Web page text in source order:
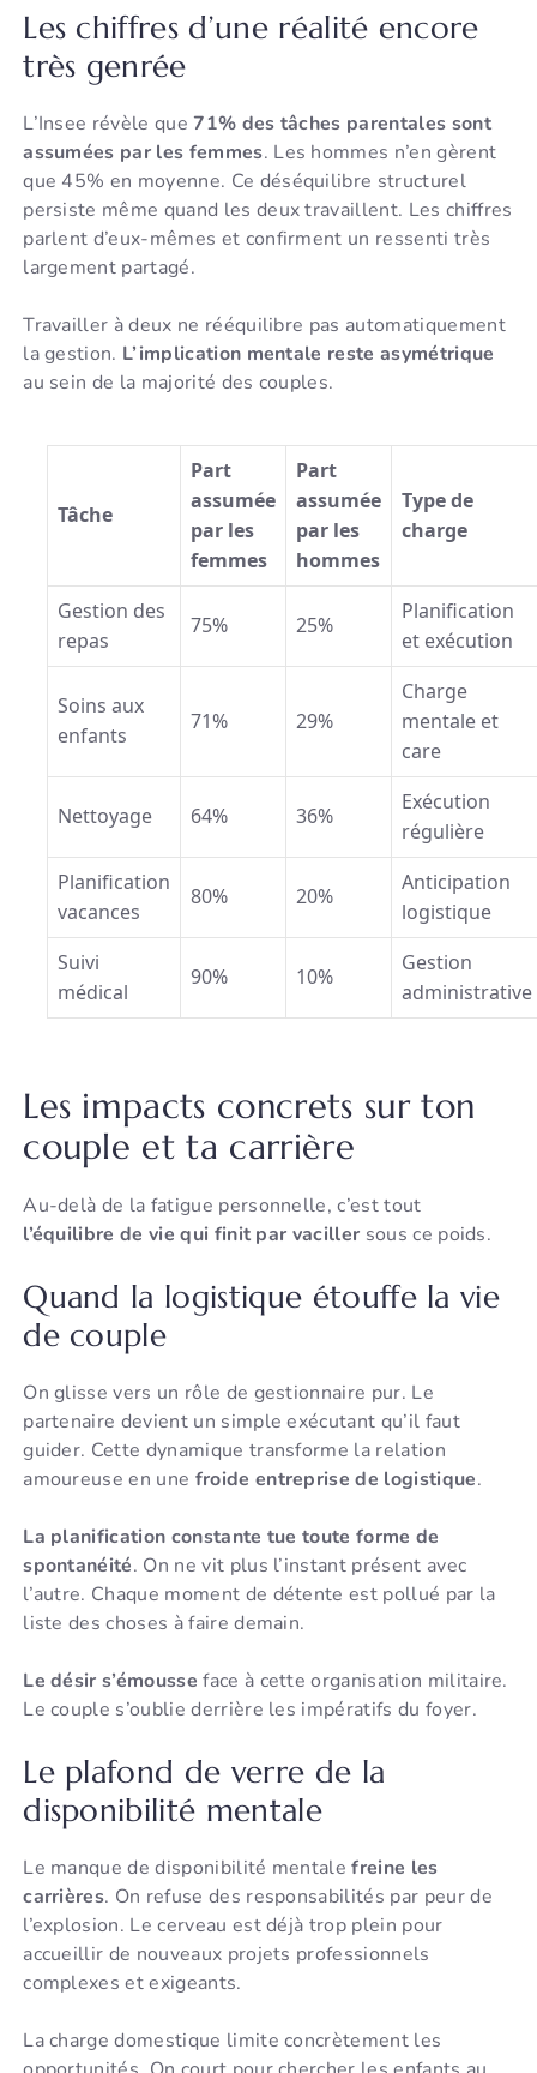
Les chiffres d’une réalité encore
très genrée
L’Insee révèle que71% des tâches parentales sont
assumées par les femmes. Les hommes n’en gèrent
que 45% en moyenne. Ce déséquilibre structurel
persiste même quand les deux travaillent. Les chiffres
parlent d’eux-mêmes et confirment un ressenti très
largement partagé.
Travailler à deux ne rééquilibre pas automatiquement
la gestion. L’implication mentale reste asymétrique
au sein de la majorité des couples.
Tâche
Part
assumée
par les
femmes
Part
assumée
par les
hommes
Type de
charge
Gestion des
repas
75% 25%
Planification
et exécution
Soins aux
enfants
71% 29%
Charge
mentale et
care
Nettoyage 64% 36%
Exécution
régulière
Planification
vacances
80% 20%
Anticipation
logistique
Suivi
médical
90% 10%
Gestion
administrative
Les impacts concrets sur ton
couple et ta carrière
Au-delà de la fatigue personnelle, c’est tout
l’équilibre de vie qui finit par vaciller sous ce poids.
Quand la logistique étouffe la vie
de couple
On glisse vers un rôle de gestionnaire pur. Le
partenaire devient un simple exécutant qu’il faut
guider. Cette dynamique transforme la relation
amoureuse en une froide entreprise de logistique.
La planification constante tue toute forme de
spontanéité. On ne vit plus l’instant présent avec
l’autre. Chaque moment de détente est pollué par la
liste des choses à faire demain.
Le désir s’émousse face à cette organisation militaire.
Le couple s’oublie derrière les impératifs du foyer.
Le plafond de verre de la
disponibilité mentale
Le manque de disponibilité mentalefreine les
carrières. On refuse des responsabilités par peur de
l’explosion. Le cerveau est déjà trop plein pour
accueillir de nouveaux projets professionnels
complexes et exigeants.
La charge domestique limite concrètement les